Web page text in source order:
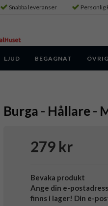
Snabba leveranser Personlig
LJUD BEGAGNAT
Burga - Hållare -
279 kr
Bevaka produkt
Ange din e-
finns i lager! Din e-